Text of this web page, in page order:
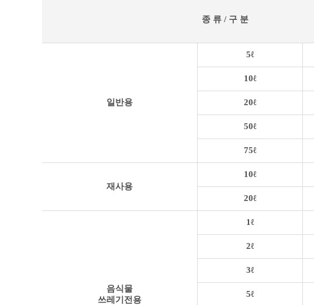
종 류 / 구 분
일반용
5ℓ
10ℓ
20ℓ
50ℓ
75ℓ
재사용
10ℓ
20ℓ
음식물
쓰레기전용
1ℓ
2ℓ
3ℓ
5ℓ